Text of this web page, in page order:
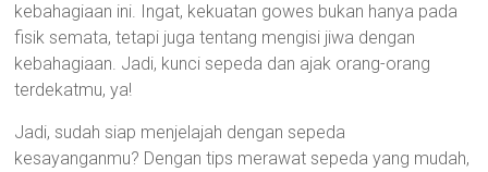
kebahagiaan ini. Ingat, kekuatan gowes bukan hanya pada
fisik semata, tetapi juga tentang mengisi jiwa dengan
kebahagiaan. Jadi, kunci sepeda dan ajak orang-orang
terdekatmu, ya!
Jadi, sudah siap menjelajah dengan sepeda
kesayanganmu? Dengan tips merawat sepeda yang mudah,